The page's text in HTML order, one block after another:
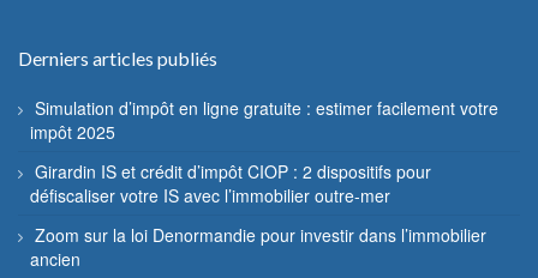
Derniers articles publiés
Simulation d’impôt en ligne gratuite : estimer facilement votre
impôt 2025
Girardin IS et crédit d’impôt CIOP : 2 dispositifs pour
défiscaliser votre IS avec l’immobilier outre-mer
Zoom sur la loi Denormandie pour investir dans l’immobilier
ancien